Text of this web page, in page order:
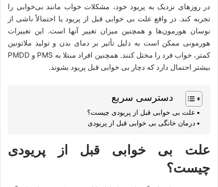
در روزهای نزدیک به پریود خود، مشکلات خواب مانند بی‌خوابی را
تجربه کند. در واقع علت بی خوابی قبل از پریود یا احتمالاً ناشی از
نوسان هورمون‌ها و همچنین میزان تغییر آنها است. این تغییرات
هورمونی ممکن است به دلیل تأثیر بر دمای بدن و تولید ملاتونین
کمتر، خواب فرد را مختل کنند. همچنین افراد مبتلا به PMS و PMDD
بیشتر احتمال دارد که دچار بی خوابی قبل پریود بشوند.
دسترسی سریع
علت بی خوابی قبل از پریودی چیست؟
درمان خانگی بی خوابی قبل از پریودی
علت بی خوابی قبل از پریودی
چیست؟